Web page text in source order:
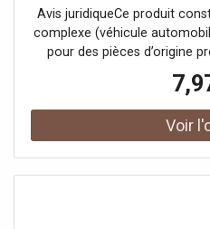
Avis juridiqueCe produit
complexe (véhicule
pour des pièces d’origine
propriété industrielle ou des
garantit et s’engage à ce
clients ou partenaires
mentionnées à d’autres